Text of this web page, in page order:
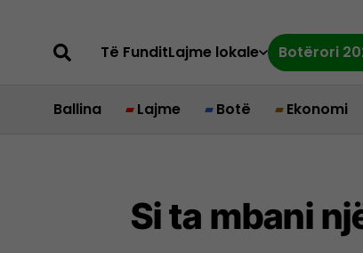
Të FunditLajme lokale Botërori
Ballina Lajme Botë Ekonomi
Si ta mbani